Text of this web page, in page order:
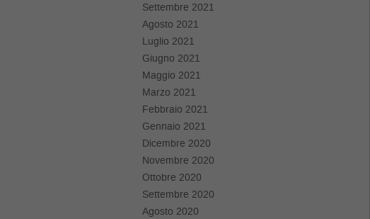
Settembre 2021
Agosto 2021
Luglio 2021
Giugno 2021
Maggio 2021
Marzo 2021
Febbraio 2021
Gennaio 2021
Dicembre 2020
Novembre 2020
Ottobre 2020
Settembre 2020
Agosto 2020